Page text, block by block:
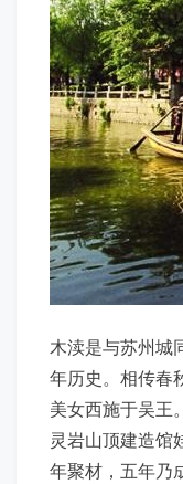
木渎是与苏州城
年历史。相传春
美女西施于吴王
灵岩山顶建造馆
年聚材，五年乃